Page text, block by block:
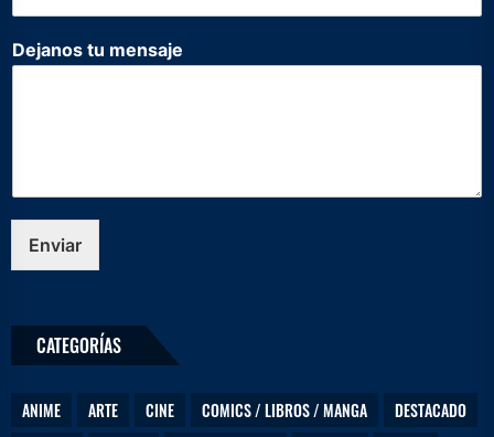
o
r
Dejanos tu mensaje
Enviar
CATEGORÍAS
ANIME ARTE CINE COMICS / LIBROS / MANGA
DESTACADO